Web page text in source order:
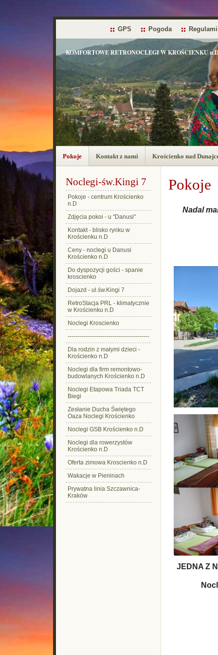
GPS Pogoda
KOMFORTOWE RETRONOCLEGI W KROŚCIENKU
Pokoje Kontakt z nami Krościenko nad
Noclegi-św.Kingi 7
Pokoje - centrum Krościenko
n.D
Zdjęcia pokoi - u "Danusi"
Kontakt - blisko rynku w
Krościenku n.D
Ceny - noclegi u Danusi
Krościenko n.D
Do dyspozycji gości - spanie
kroscienko
Dojazd - ul.św.Kingi 7
RetroStacja PRL - klimatycznie
w Krościenku n.D
Noclegi Kroscienko
------------------------------------------
Dla rodzin z małymi dzieci -
Krościenko n.D
Noclegi dla firm remontowo-
budowlanych Krościenko n.D
Noclegi Etapowa Triada TCT
Biegi
Zesłanie Ducha Świętego
Oaza Noclegi Krościenko
Noclegi GSB Krościenko n.D
Noclegi dla rowerzystów
Krościenko n.D
Oferta zimowa Kroscienko n.D
Wakacje w Pieninach
Prywatna linia Szczawnica-
Kraków
Pokoje
Nadal
JEDNA Z